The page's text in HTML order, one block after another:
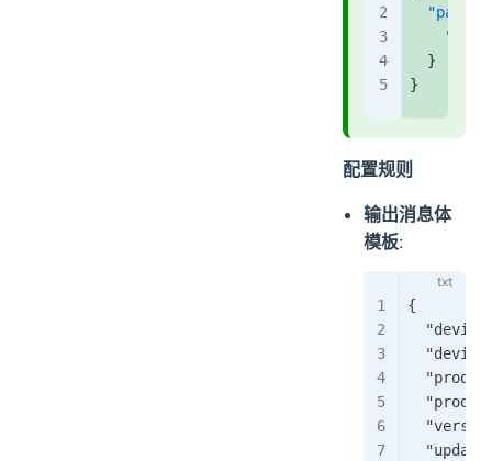
  }
}
配置规则
输出消息体
模板:
{